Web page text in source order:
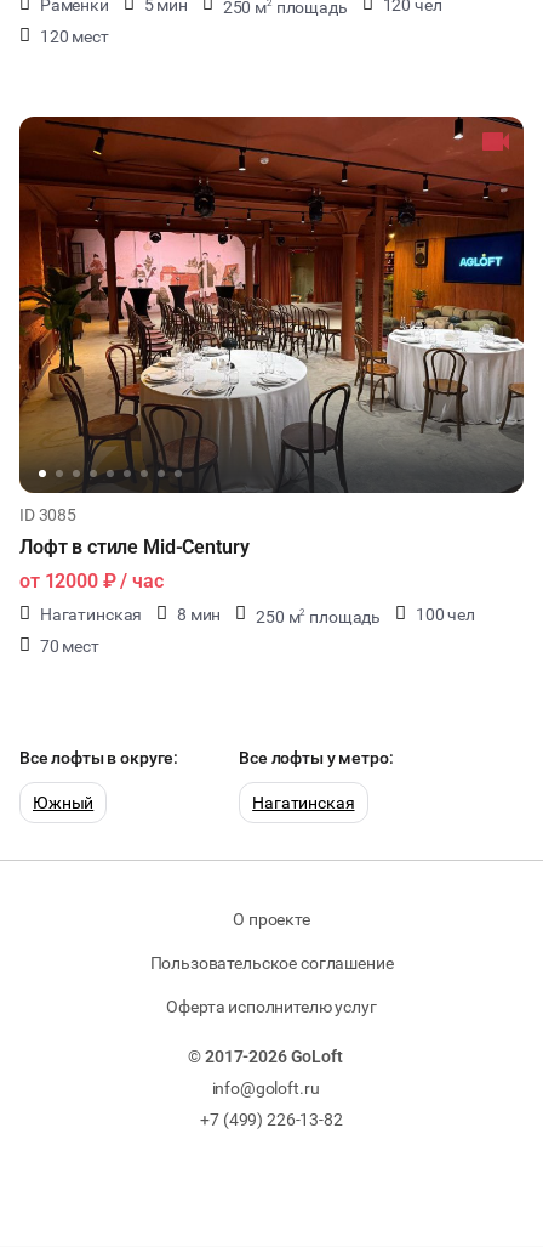
Раменки 5 мин 250 м2 площадь
120 чел
120 мест
ID 3085
Лофт в стиле Mid-Century
от 12000 ₽/ час
Нагатинская 8 мин 250 м2 площадь
100 чел
70 мест
Все лофты в округе:
Южный
Все лофты у метро:
Нагатинская
О проекте
Пользовательское соглашение
Оферта исполнителю услуг
© 2017-2026 GoLoft
info@goloft.ru
+7 (499) 226-13-82